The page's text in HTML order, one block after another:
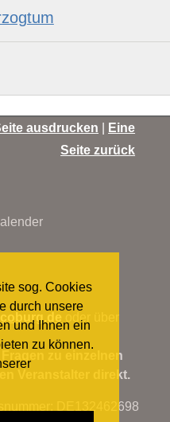
sog. Cookies
durch unsere
und Ihnen ein
zu können.
ausdrucken
Eine
Seite zurück
coburg.de oder über
zu einzelnen
Veranstalter direkt.
DE132462698